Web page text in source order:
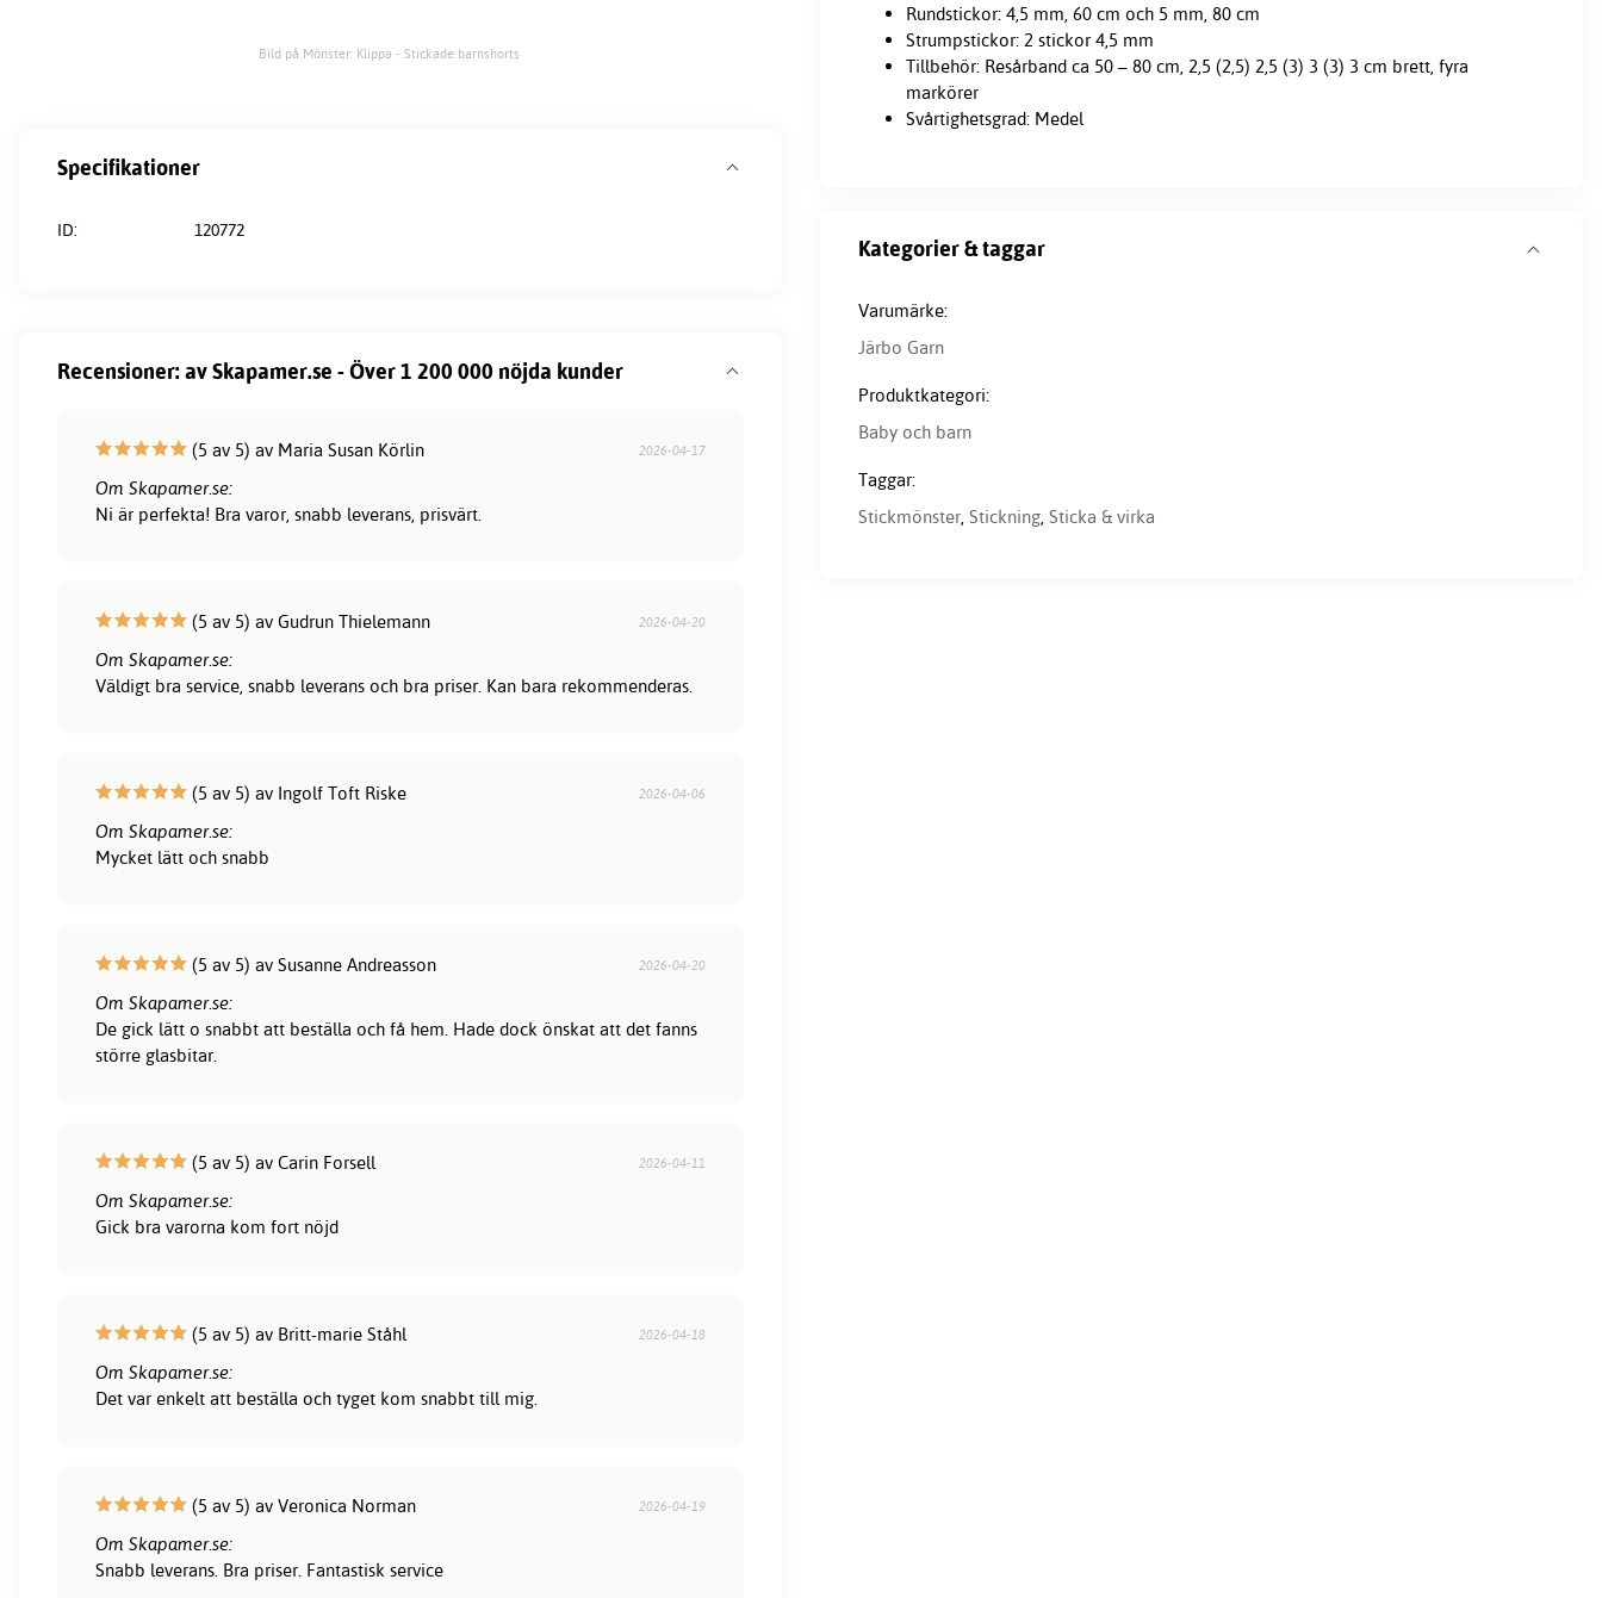
Bild på Mönster: Klippa - Stickade barnshorts
Rundstickor: 4,5 mm, 60 cm och 5 mm, 80 cm
Strumpstickor: 2 stickor 4,5 mm
Tillbehör: Resårband ca 50 – 80 cm, 2,5 (2,5) 2,5 (3) 3 (3) 3 cm brett, fyra
markörer
Svårtighetsgrad: Medel
Specifikationer
ID: 120772
Kategorier & taggar
Varumärke:
Järbo Garn
Produktkategori:
Baby och barn
Taggar:
Stickmönster, Stickning, Sticka & virka
Recensioner: av Skapamer.se - Över 1 200 000 nöjda kunder
(5 av 5) av Maria Susan Körlin 2026-04-17
Om Skapamer.se:
Ni är perfekta! Bra varor, snabb leverans, prisvärt.
(5 av 5) av Gudrun Thielemann 2026-04-20
Om Skapamer.se:
Väldigt bra service, snabb leverans och bra priser. Kan bara rekommenderas.
(5 av 5) av Ingolf Toft Riske 2026-04-06
Om Skapamer.se:
Mycket lätt och snabb
(5 av 5) av Susanne Andreasson 2026-04-20
Om Skapamer.se:
De gick lätt o snabbt att beställa och få hem. Hade dock önskat att det fanns
större glasbitar.
(5 av 5) av Carin Forsell 2026-04-11
Om Skapamer.se:
Gick bra varorna kom fort nöjd
(5 av 5) av Britt-marie Ståhl 2026-04-18
Om Skapamer.se:
Det var enkelt att beställa och tyget kom snabbt till mig.
(5 av 5) av Veronica Norman 2026-04-19
Om Skapamer.se:
Snabb leverans. Bra priser. Fantastisk service